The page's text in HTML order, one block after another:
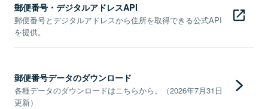
郵便番号・デジタルアドレスAPI
郵便番号とデジタルアドレスから住所を取得できる公式API
を提供。
郵便番号データのダウンロード
各種データのダウンロードはこちらから。（2026年7月31日
更新）